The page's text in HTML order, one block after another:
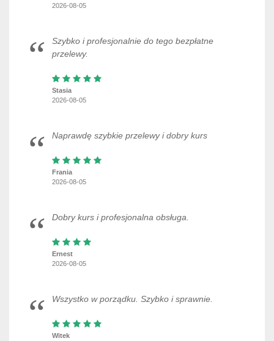
2026-08-05
Szybko i profesjonalnie do tego bezpłatne
przelewy.
Stasia
2026-08-05
Naprawdę szybkie przelewy i dobry kurs
Frania
2026-08-05
Dobry kurs i profesjonalna obsługa.
Ernest
2026-08-05
Wszystko w porządku. Szybko i sprawnie.
Witek